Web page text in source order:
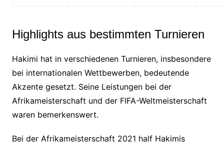
Highlights aus bestimmten Turnieren
Hakimi hat in verschiedenen Turnieren, insbesondere
bei internationalen Wettbewerben, bedeutende
Akzente gesetzt. Seine Leistungen bei der
Afrikameisterschaft und der FIFA-Weltmeisterschaft
waren bemerkenswert.
Bei der Afrikameisterschaft 2021 half Hakimis